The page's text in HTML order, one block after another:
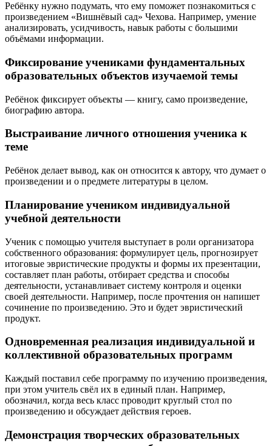
Ребёнку нужно подумать, что ему поможет познакомиться с
произведением «Вишнёвый сад» Чехова. Например, умение
анализировать, усидчивость, навык работы с большими
объёмами информации.
Фиксирование учениками фундаментальных
образовательных объектов изучаемой темы
Ребёнок фиксирует объекты — книгу, само произведение,
биографию автора.
Выстраивание личного отношения ученика к
теме
Ребёнок делает вывод, как он относится к автору, что думает о
произведении и о предмете литературы в целом.
Планирование учеником индивидуальной
учебной деятельности
Ученик с помощью учителя выступает в роли организатора
собственного образования: формулирует цель, прогнозирует
итоговые эвристические продукты и формы их презентации,
составляет план работы, отбирает средства и способы
деятельности, устанавливает систему контроля и оценки
своей деятельности. Например, после прочтения он напишет
сочинение по произведению. Это и будет эвристический
продукт.
Одновременная реализация индивидуальной и
коллективной образовательных программ
Каждый поставил себе программу по изучению произведения,
при этом учитель свёл их в единый план. Например,
обозначил, когда весь класс проводит круглый стол по
произведению и обсуждает действия героев.
Демонстрация творческих образовательных